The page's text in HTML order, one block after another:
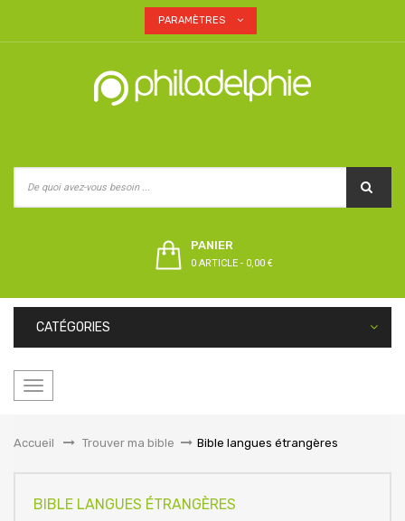
PARAMÈTRES
PANIER
0 ARTICLE - 0,00 €
CATÉGORIES
Basculer
Accueil
&gt;Trouver ma bible > Bible langues étrangères
BIBLE LANGUES ÉTRANGÈRES